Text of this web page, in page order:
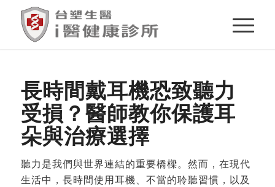
長時間戴耳機恐致聽力
受損？醫師教你保護耳
朵與治療選擇
聽力是我們與世界連結的重要橋樑。然而，在現代
生活中，長時間使用耳機、不當的聆聽習慣，以及